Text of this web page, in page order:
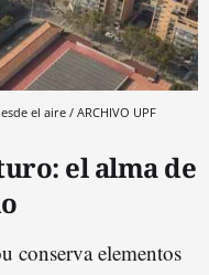
el aire / ARCHIVO UPF
el alma de
conserva elementos